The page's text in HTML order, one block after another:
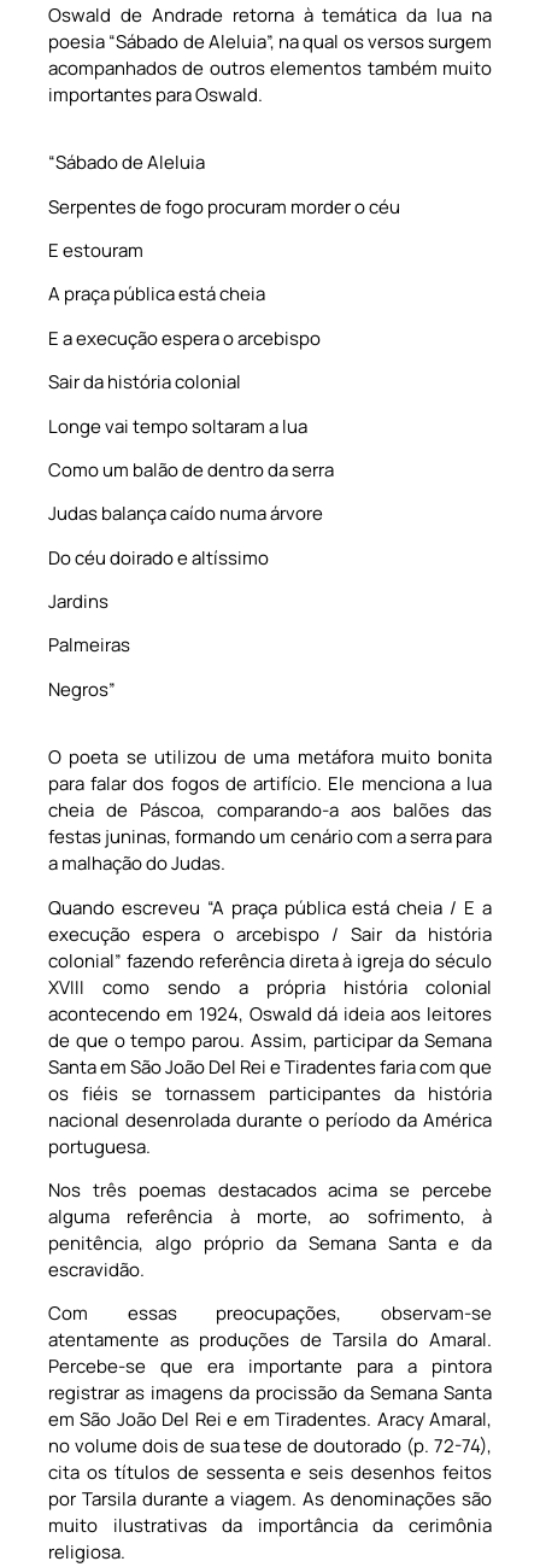
Oswald de Andrade retorna à temática da lua na
poesia “Sábado de Aleluia”, na qual os versos surgem
acompanhados de outros elementos também muito
importantes para Oswald.
“Sábado de Aleluia
Serpentes de fogo procuram morder o céu
E estouram
A praça pública está cheia
E a execução espera o arcebispo
Sair da história colonial
Longe vai tempo soltaram a lua
Como um balão de dentro da serra
Judas balança caído numa árvore
Do céu doirado e altíssimo
Jardins
Palmeiras
Negros”
O poeta se utilizou de uma metáfora muito bonita
para falar dos fogos de artifício. Ele menciona a lua
cheia de Páscoa, comparando-a aos balões das
festas juninas, formando um cenário com a serra para
a malhação do Judas.
Quando escreveu “A praça pública está cheia / E a
execução espera o arcebispo / Sair da história
colonial” fazendo referência direta à igreja do século
XVIII como sendo a própria história colonial
acontecendo em 1924, Oswald dá ideia aos leitores
de que o tempo parou. Assim, participar da Semana
Santa em São João Del Rei e Tiradentes faria com que
os fiéis se tornassem participantes da história
nacional desenrolada durante o período da América
portuguesa.
Nos três poemas destacados acima se percebe
alguma referência à morte, ao sofrimento, à
penitência, algo próprio da Semana Santa e da
escravidão.
Com essas preocupações, observam-se
atentamente as produções de Tarsila do Amaral.
Percebe-se que era importante para a pintora
registrar as imagens da procissão da Semana Santa
em São João Del Rei e em Tiradentes. Aracy Amaral,
no volume dois de sua tese de doutorado (p. 72-74),
cita os títulos de sessenta e seis desenhos feitos
por Tarsila durante a viagem. As denominações são
muito ilustrativas da importância da cerimônia
religiosa.